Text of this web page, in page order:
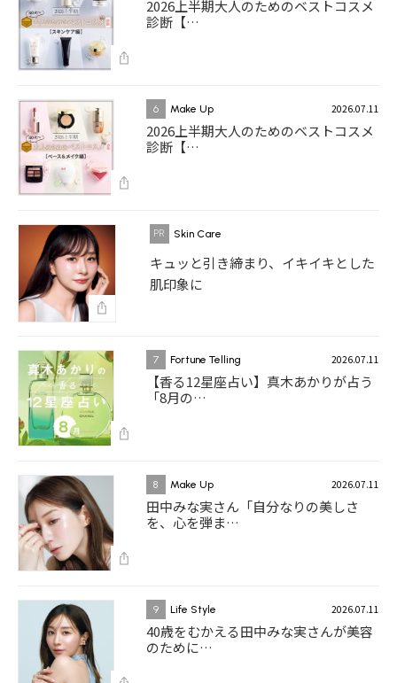
2026上半期大人のためのベストコスメ
診断【…
6 Make Up 2026.07.11
2026上半期大人のためのベストコスメ
診断【…
Skin Care
キュッと引き締まり、イキイキとした
肌印象に
7 Fortune Telling 2026.07.11
【香る12星座占い】真木あかりが占う
「8月の…
8 Make Up 2026.07.11
田中みな実さん「自分なりの美しさ
を、心を弾ま…
9 Life Style 2026.07.11
40歳をむかえる田中みな実さんが美容
のために…